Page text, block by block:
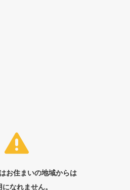
お住まいの地域からは
になれません。